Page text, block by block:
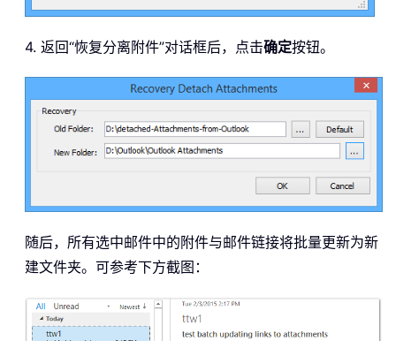
4. 返回“恢复分离附件”对话框后，点击确定按钮。
随后，所有选中邮件中的附件与邮件链接将批量更新为新
建文件夹。可参考下方截图：